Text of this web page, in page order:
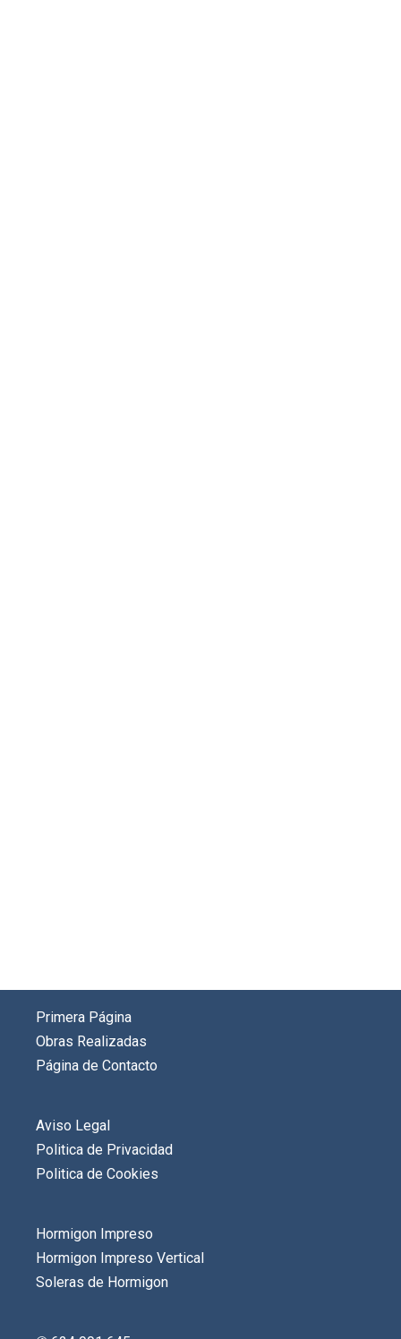
Primera Página
Obras Realizadas
Página de Contacto
Aviso Legal
Politica de Privacidad
Politica de Cookies
Hormigon Impreso
Hormigon Impreso Vertical
Soleras de Hormigon